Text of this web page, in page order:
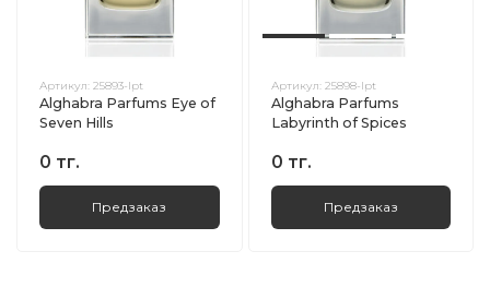
Артикул: 25893-lpt
Alghabra Parfums Eye of
Seven Hills
0 тг.
Предзаказ
Артикул: 25898-lpt
Alghabra Parfums
Labyrinth of Spices
0 тг.
Предзаказ